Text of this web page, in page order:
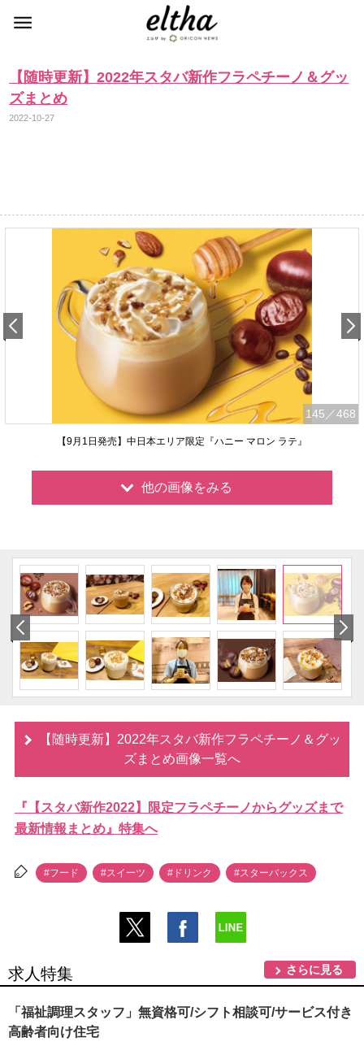
【随時更新】2022年スタバ新作フラペチーノ＆グッ
ズまとめ
2022-10-27
145 ／468
【9月1日発売】中日本エリア限定『ハニー マロン ラテ』
他の画像をみる
【随時更新】2022年スタバ新作フラペチーノ＆グッ
ズまとめ画像一覧へ
『【スタバ新作2022】限定フラペチーノからグッズまで
最新情報まとめ』特集へ
#フード #スイーツ #ドリンク #スターバックス
求人特集 さらに見る
「福祉調理スタッフ」無資格可/シフト相談可/サービス付き
高齢者向け住宅